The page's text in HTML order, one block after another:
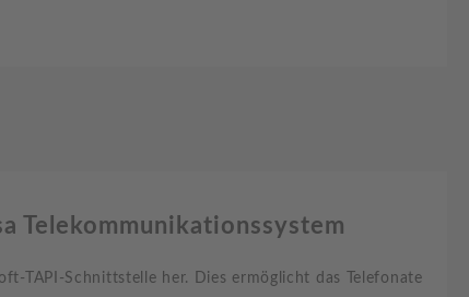
Telekommunikationssystem
TAPI-Schnittstelle her. Dies ermöglicht das Telefonate